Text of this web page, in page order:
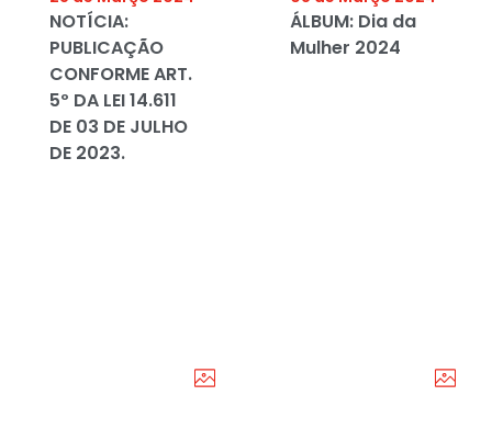
NOTÍCIA:
PUBLICAÇÃO
CONFORME ART.
5º DA LEI 14.611
DE 03 DE JULHO
DE 2023.
ÁLBUM: Dia da
Mulher 2024